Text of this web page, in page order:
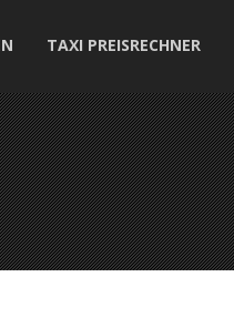
TAXI PREISRECHNER